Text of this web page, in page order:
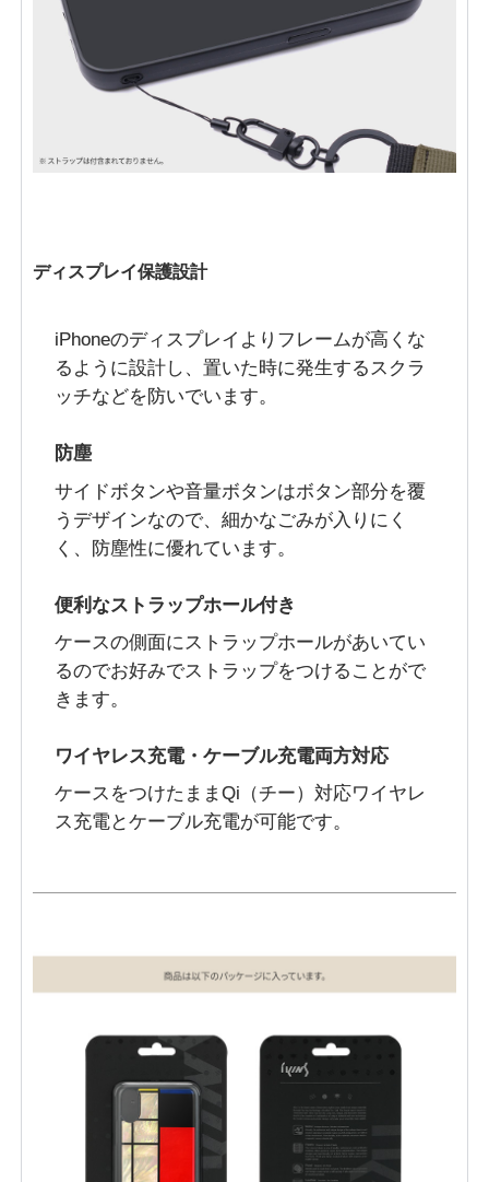
ディスプレイ保護設計
iPhoneのディスプレイよりフレームが高くな
るように設計し、置いた時に発生するスクラ
ッチなどを防いでいます。
防塵
サイドボタンや音量ボタンはボタン部分を覆
うデザインなので、細かなごみが入りにく
く、防塵性に優れています。
便利なストラップホール付き
ケースの側面にストラップホールがあいてい
るのでお好みでストラップをつけることがで
きます。
ワイヤレス充電・ケーブル充電両方対応
ケースをつけたままQi（チー）対応ワイヤレ
ス充電とケーブル充電が可能です。